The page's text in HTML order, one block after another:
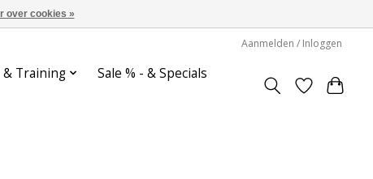
Aanmelden / Inloggen
& Training
Sale % - & Specials
over cookies »